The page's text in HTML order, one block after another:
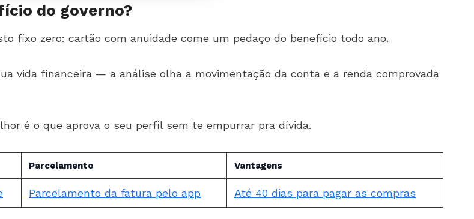
do governo?
fixo zero: cartão com anuidade come um pedaço do benefício todo ano.
vida financeira — a análise olha a movimentação da conta e a renda comprovada
é o que aprova o seu perfil sem te empurrar pra dívida.
Parcelamento Vantagens
Parcelamento da fatura pelo app Até 40 dias para pagar as compras